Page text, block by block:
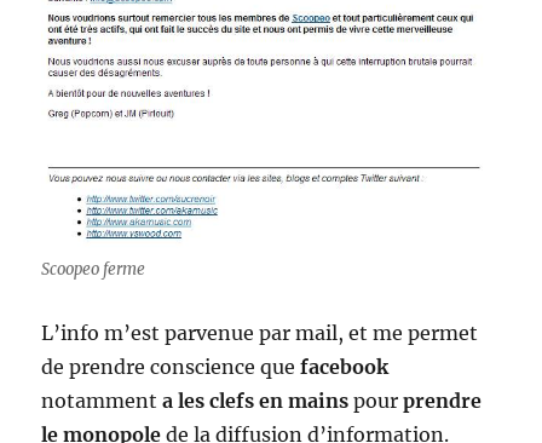
Scoopeo ferme
L’info m’est parvenue par mail, et me permet
de prendre conscience quefacebook
notammenta les clefs en mains pourprendre
le monopole de la diffusion d’information.